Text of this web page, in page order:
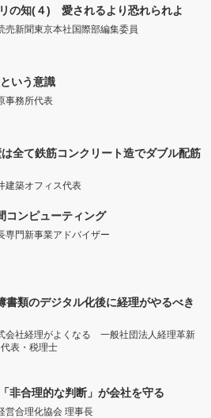
の知(４) 愛されるより恐れられよ
売新聞東京本社国際部編集委員
いう意識
事務所代表
全て鉄筋コンクリート造でダブル配筋
建築オフィス代表
ンピューティング
専門新事業アドバイザー
類のデジタル化後に経理がやるべき
会社経理がよくなる 一般社団法人経理革新
表・税理士
非合理的な判断」が会社を守る
営合理化協会 理事長